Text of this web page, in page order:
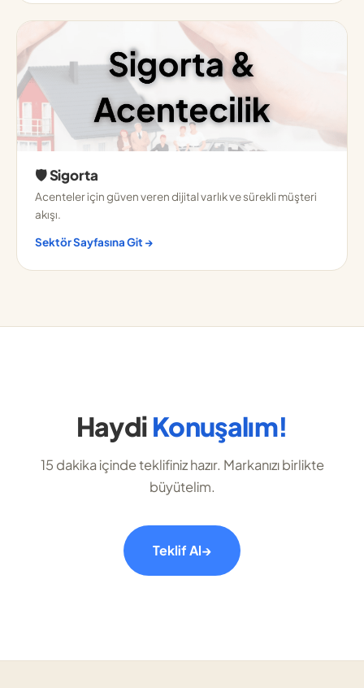
🛡️ Sigorta
Acenteler için güven veren dijital varlık ve sürekli müşteri
akışı.
Sektör Sayfasına Git →
Haydi Konuşalım!
15 dakika içinde teklifiniz hazır. Markanızı birlikte
büyütelim.
Teklif Al→